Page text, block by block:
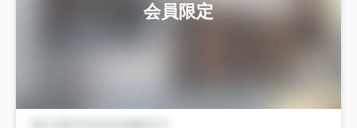
会員限定